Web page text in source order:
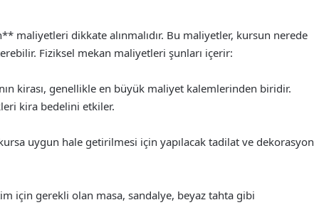
maliyetleri dikkate alınmalıdır. Bu maliyetler, kursun nerede
Fiziksel mekan maliyetleri şunları içerir:
kirası, genellikle en büyük maliyet kalemlerinden biridir.
kira bedelini etkiler.
uygun hale getirilmesi için yapılacak tadilat ve dekorasyon
için gerekli olan masa, sandalye, beyaz tahta gibi